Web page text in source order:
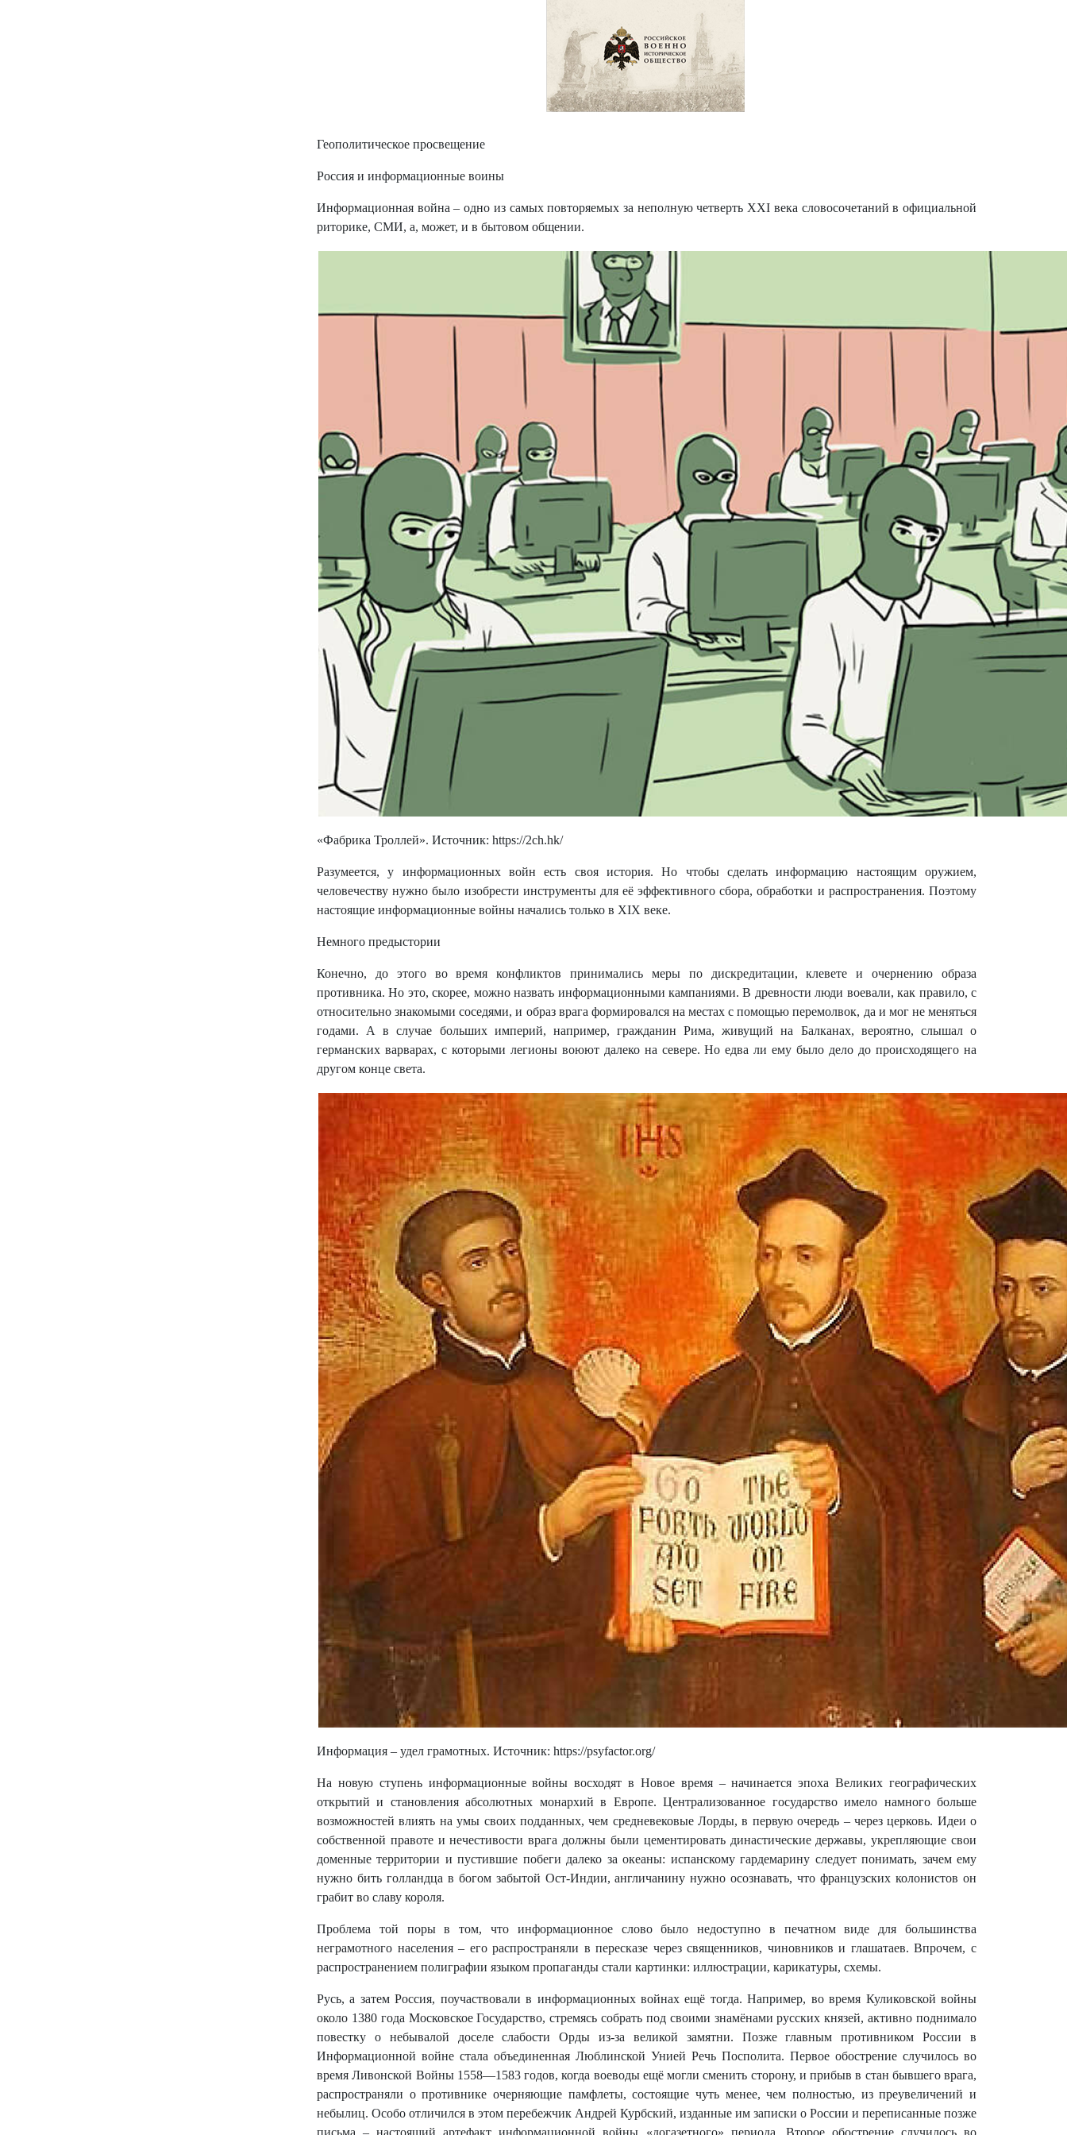
Геополитическое просвещение
Россия и информационные воины
Информационная война – одно из самых повторяемых за неполную четверть XXI века словосочетаний в официальной
риторике, СМИ, а, может, и в бытовом общении.
«Фабрика Троллей». Источник: https://2ch.hk/
Разумеется, у информационных войн есть своя история. Но чтобы сделать информацию настоящим оружием,
человечеству нужно было изобрести инструменты для её эффективного сбора, обработки и распространения. Поэтому
настоящие информационные войны начались только в XIX веке.
Немного предыстории
Конечно, до этого во время конфликтов принимались меры по дискредитации, клевете и очернению образа
противника. Но это, скорее, можно назвать информационными кампаниями. В древности люди воевали, как правило, с
относительно знакомыми соседями, и образ врага формировался на местах с помощью перемолвок, да и мог не меняться
годами. А в случае больших империй, например, гражданин Рима, живущий на Балканах, вероятно, слышал о
германских варварах, с которыми легионы воюют далеко на севере. Но едва ли ему было дело до происходящего на
другом конце света.
Информация – удел грамотных. Источник: https://psyfactor.org/
На новую ступень информационные войны восходят в Новое время – начинается эпоха Великих географических
открытий и становления абсолютных монархий в Европе. Централизованное государство имело намного больше
возможностей влиять на умы своих подданных, чем средневековые Лорды, в первую очередь – через церковь. Идеи о
собственной правоте и нечестивости врага должны были цементировать династические державы, укрепляющие свои
доменные территории и пустившие побеги далеко за океаны: испанскому гардемарину следует понимать, зачем ему
нужно бить голландца в богом забытой Ост-Индии, англичанину нужно осознавать, что французских колонистов он
грабит во славу короля.
Проблема той поры в том, что информационное слово было недоступно в печатном виде для большинства
неграмотного населения – его распространяли в пересказе через священников, чиновников и глашатаев. Впрочем, с
распространением полиграфии языком пропаганды стали картинки: иллюстрации, карикатуры, схемы.
Русь, а затем Россия, поучаствовали в информационных войнах ещё тогда. Например, во время Куликовской войны
около 1380 года Московское Государство, стремясь собрать под своими знамёнами русских князей, активно поднимало
повестку о небывалой доселе слабости Орды из-за великой замятни. Позже главным противником России в
Информационной войне стала объединенная Люблинской Унией Речь Посполита. Первое обострение случилось во
время Ливонской Войны 1558—1583 годов, когда воеводы ещё могли сменить сторону, и прибыв в стан бывшего врага,
распространяли о противнике очерняющие памфлеты, состоящие чуть менее, чем полностью, из преувеличений и
небылиц. Особо отличился в этом перебежчик Андрей Курбский, изданные им записки о России и переписанные позже